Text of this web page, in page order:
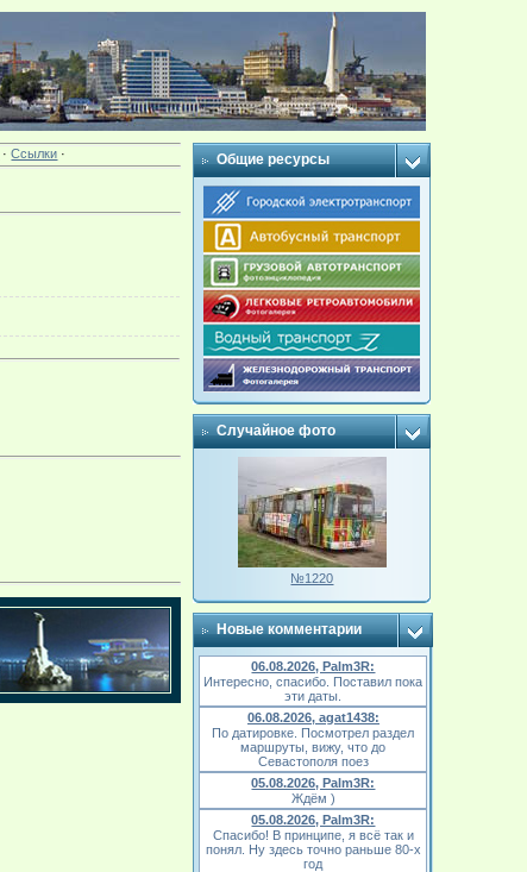
·Ссылки · Общие ресурсы
Случайное фото
№1220
Новые комментарии
06.08.2026, Palm3R:
Интересно, спасибо. Поставил пока
эти даты.
06.08.2026, agat1438:
По датировке. Посмотрел раздел
маршруты, вижу, что до
Севастополя поез
05.08.2026, Palm3R:
Ждём )
05.08.2026, Palm3R:
Спасибо! В принципе, я всё так и
понял. Ну здесь точно раньше 80-х
год